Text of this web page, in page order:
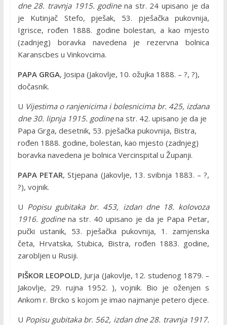
dne 28. travnja 1915. godinena str. 24 upisano je da
je Kutinjač Stefo, pješak, 53. pješačka pukovnija,
Igrisce, rođen 1888. godine bolestan, a kao mjesto
(zadnjeg) boravka navedena je rezervna bolnica
Karanscbes u Vinkovcima.
PAPA GRGA, Josipa (Jakovlje, 10. ožujka 1888. – ?, ?),
dočasnik.
U Vijestima o ranjenicima i bolesnicima br. 425, izdana
dne 30. lipnja 1915. godinena str. 42. upisano je da je
Papa Grga, desetnik, 53. pješačka pukovnija, Bistra,
rođen 1888. godine, bolestan, kao mjesto (zadnjeg)
boravka navedena je bolnica Vercinspital u Županji.
PAPA PETAR, Stjepana (Jakovlje, 13. svibnja 1883. – ?,
?), vojnik.
U Popisu gubitaka br. 453, izdan dne 18. kolovoza
1916. godinena str. 40 upisano je da je Papa Petar,
pučki ustanik, 53. pješačka pukovnija, 1. zamjenska
četa, Hrvatska, Stubica, Bistra, rođen 1883. godine,
zarobljen u Rusiji.
PIŠKOR LEOPOLD, Jurja (Jakovlje, 12. studenog 1879. –
Jakovlje, 29. rujna 1952. ), vojnik. Bio je oženjen s
Ankom r. Brcko s kojom je imao najmanje petero djece.
U Popisu gubitaka br. 562, izdan dne 28. travnja 1917.